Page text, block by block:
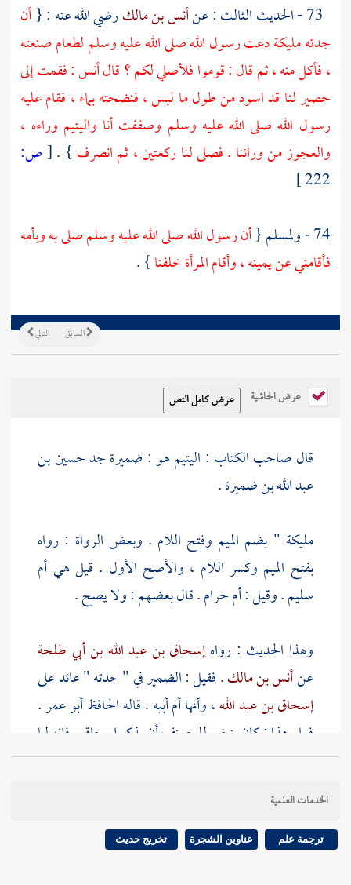
أنس بن مالكرضي الله عنه : {أن
جدتهمليكةدعت رسول الله صلى الله عليه وسلم لطعام صنعته
، فأكل منه ، ثم قال : قوموا فلأصلي لكم ؟ قالأنس: فقمت إلى
حصير لنا قد اسود من طول ما لبس ، فنضحته بماء ، فقام عليه
رسول الله صلى الله عليه وسلم وصففت أنا واليتيم وراءه ،
والعجوز من ورائنا . فصلى لنا ركعتين ، ثم انصرف } .
[ص:
222 ]
74 - ولمسلم
{أن رسول الله صلى الله عليه وسلم صلى به وبأمه
فأقامني عن يمينه ، وأقام المرأة خلفنا} .
التالي السابق
عرض الحاشية
قال صاحب الكتاب : اليتيم هو : ضميرة جد حسين بن
عبد الله بن ضميرة.
مليكة " بضم الميم وفتح اللام . وبعض الرواة : رواه
بفتح الميم وكسر اللام ، والأصح الأول . قيل هي أم
سليم. وقيل :أم حرام. قال بعضهم : ولا يصح .
وهذا الحديث : رواهإسحاق بن عبد الله بن أبي طلحة
عنأنس بن مالك. فقيل : الضمير في " جدته " عائد على
إسحاق بن عبد الله، وأنها أم أبيه . قاله الحافظأبو عمر.
فعلى هذا : كان ينبغي للمصنف أن يذكر إسحاق . فإنه لما
أسقط ذكره تعين أن تكونجدة أنس. وقال غيرأبي عمر:
إنهاجدة أنس
إسحاق
الخدمات العلمية
ترجمة علم عناوين الشجرة تخريج حديث